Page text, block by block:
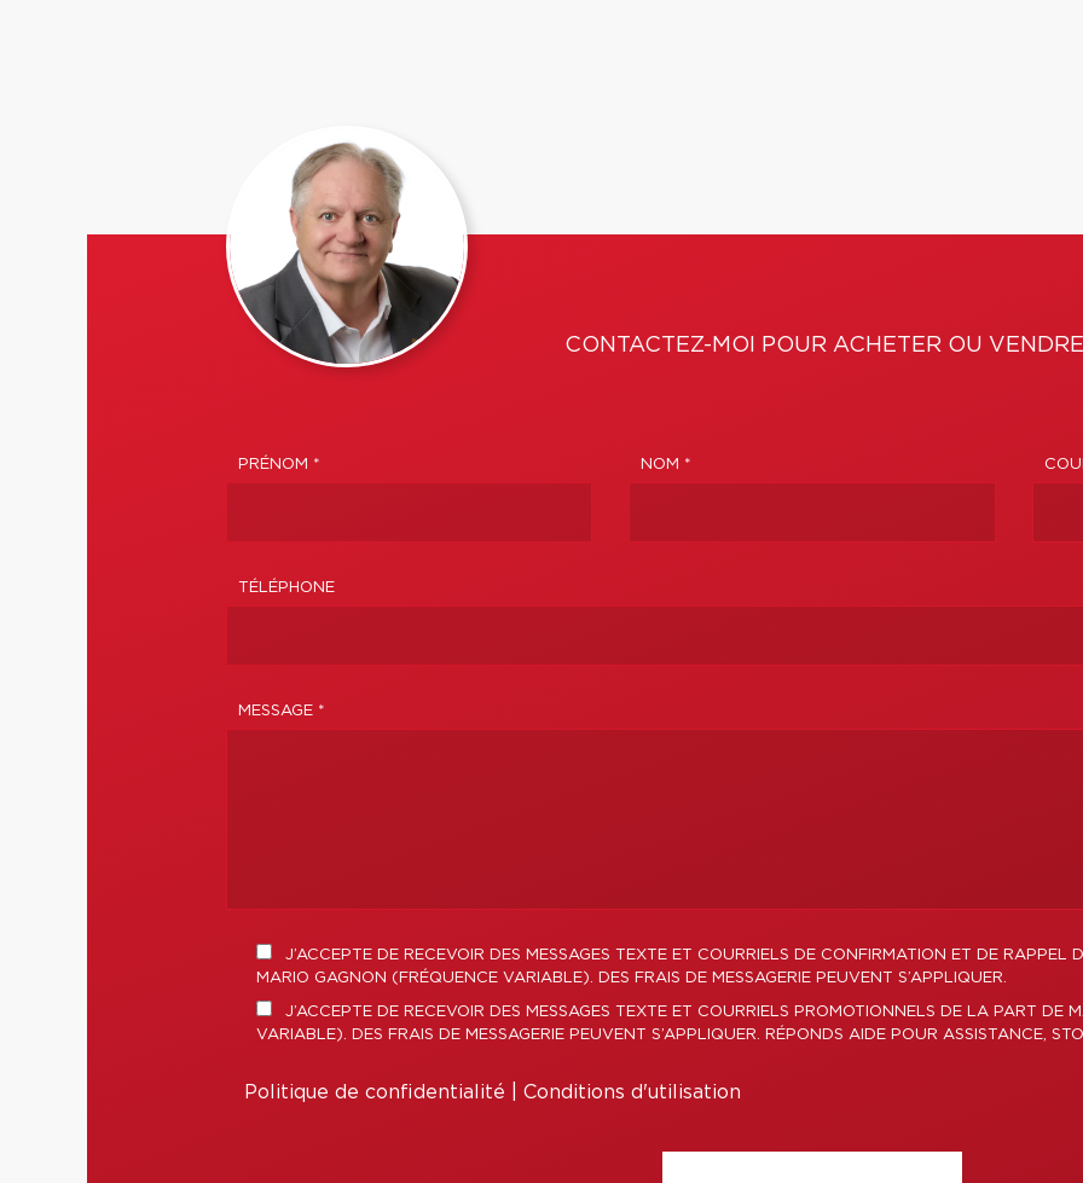
CONTACTEZ-MOI POUR ACHETER OU
PRÉNOM * NOM *
TÉLÉPHONE
MESSAGE *
J’ACCEPTE DE RECEVOIR DES MESSAGES TEXTE ET COURRIELS DE CONFIRMATION ET DE RAPPEL
MARIO GAGNON (FRÉQUENCE VARIABLE). DES FRAIS DE MESSAGERIE PEUVENT S’APPLIQUER.
J’ACCEPTE DE RECEVOIR DES MESSAGES TEXTE ET COURRIELS PROMOTIONNELS DE LA PART DE
VARIABLE). DES FRAIS DE MESSAGERIE PEUVENT S’APPLIQUER. RÉPONDS AIDE POUR ASSISTANCE,
Politique de confidentialité Conditions d'utilisation